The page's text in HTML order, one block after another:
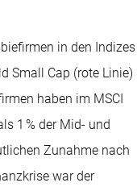
in den Indizes
Small Cap (rote Linie)
haben im MSCI
1 % der Mid- und
Zunahme nach
war der